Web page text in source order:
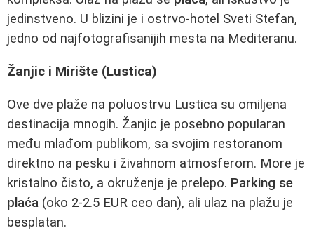
jedinstveno. U blizini je i ostrvo-hotel Sveti Stefan,
jedno od najfotografisanijih mesta na Mediteranu.
Žanjic i Mirište (Lustica)
Ove dve plaže na poluostrvu Lustica su omiljena
destinacija mnogih. Žanjic je posebno popularan
među mlađom publikom, sa svojim restoranom
direktno na pesku i živahnom atmosferom. More je
kristalno čisto, a okruženje je prelepo. Parking se
plaća (oko 2-2.5 EUR ceo dan), ali ulaz na plažu je
besplatan.